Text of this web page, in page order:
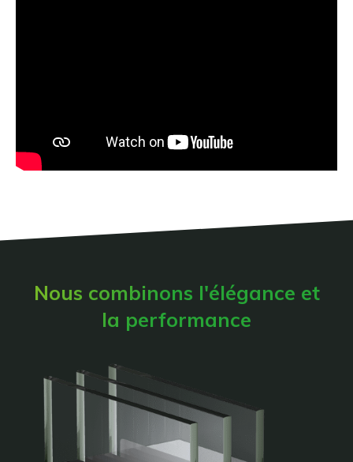
Nous combinons l'élégance et
la performance